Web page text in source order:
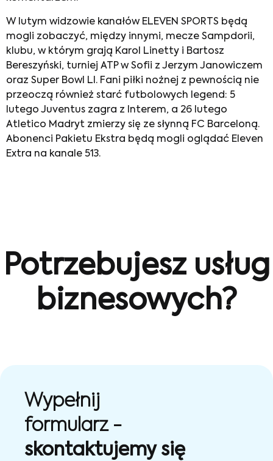
W lutym widzowie kanałów ELEVEN SPORTS będą
mogli zobaczyć, między innymi, mecze Sampdorii,
klubu, w którym grają Karol Linetty i Bartosz
Bereszyński, turniej ATP w Sofii z Jerzym Janowiczem
oraz Super Bowl LI. Fani piłki nożnej z pewnością nie
przeoczą również starć futbolowych legend: 5
lutego Juventus zagra z Interem, a 26 lutego
Atletico Madryt zmierzy się ze słynną FC Barceloną.
Abonenci Pakietu Ekstra będą mogli oglądać Eleven
Extra na kanale 513.
Potrzebujesz usług
biznesowych?
Wypełnij
formularz -
skontaktujemy się